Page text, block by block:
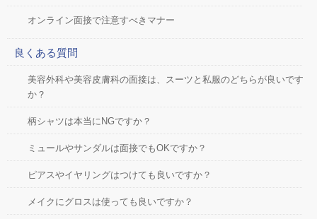
オンライン面接で注意すべきマナー
良くある質問
美容外科や美容皮膚科の面接は、スーツと私服のどちらが良いです
か？
柄シャツは本当にNGですか？
ミュールやサンダルは面接でもOKですか？
ピアスやイヤリングはつけても良いですか？
メイクにグロスは使っても良いですか？